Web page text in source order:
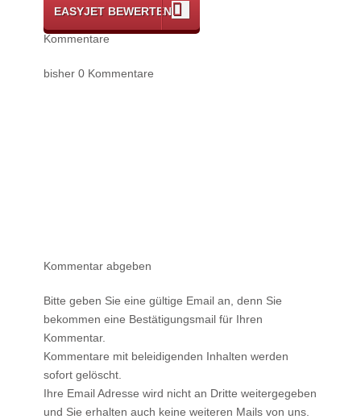
EASYJET BEWERTEN
Kommentare
bisher 0 Kommentare
Kommentar abgeben
Bitte geben Sie eine gültige Email an, denn Sie
bekommen eine Bestätigungsmail für Ihren
Kommentar.
Kommentare mit beleidigenden Inhalten werden
sofort gelöscht.
Ihre Email Adresse wird nicht an Dritte weitergegeben
und Sie erhalten auch keine weiteren Mails von uns.